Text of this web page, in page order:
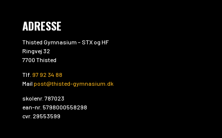
ADRESSE
Thisted Gymnasium – STX og HF
Ringvej 32
7700 Thisted
Tlf. 97 92 34 88
Mail post@thisted-gymnasium.dk
skolenr. 787023
ean-nr. 5798000558298
cvr. 29553599